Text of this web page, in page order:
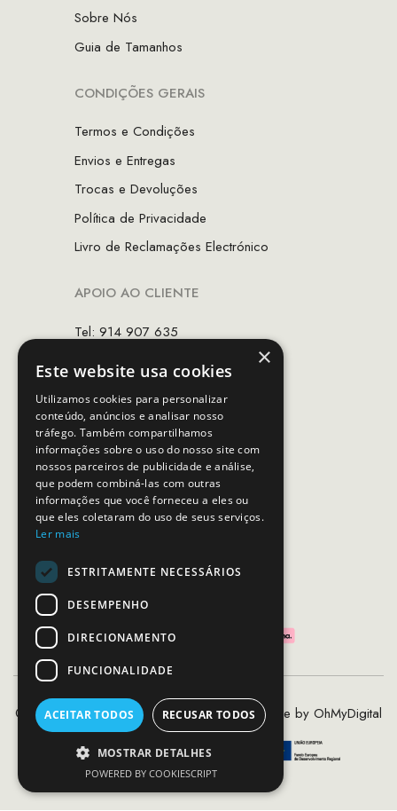
Sobre Nós
Guia de Tamanhos
CONDIÇÕES GERAIS
Termos e Condições
Envios e Entregas
Trocas e Devoluções
Política de Privacidade
Livro de Reclamações Electrónico
APOIO AO CLIENTE
Tel: 914 907 635
Horário de contacto:
Dias úteis das 10h as 19h
SEGUE-NOS
PAGAMENTOS SEGUROS
©2020 - 2026 MCS - Mob Crew Store | Made by OhMyDigital
×
Este website usa cookies
Utilizamos cookies para personalizar
conteúdo, anúncios e analisar nosso
tráfego. Também compartilhamos
informações sobre o uso do nosso site com
nossos parceiros de publicidade e análise,
que podem combiná-las com outras
informações que você forneceu a eles ou
que eles coletaram do uso de seus serviços.
Ler mais
ESTRITAMENTE NECESSÁRIOS
DESEMPENHO
DIRECIONAMENTO
FUNCIONALIDADE
ACEITAR TODOS RECUSAR TODOS
MOSTRAR DETALHES
POWERED BY COOKIESCRIPT